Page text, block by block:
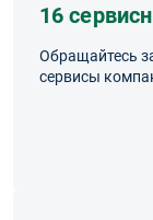
16
Обращайтесь
сервисы